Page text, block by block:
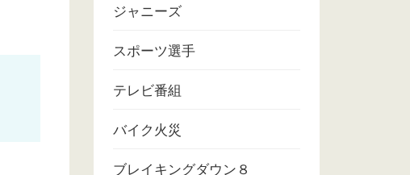
ジャニーズ
スポーツ選手
テレビ番組
バイク火災
ブレイキングダウン８